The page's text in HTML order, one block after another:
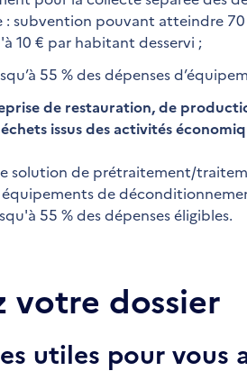
subvention pouvant atteindre
10 € par habitant desservi ;
55 % des dépenses
de restauration, de
issus des activités
solution de prétraitement/
de
55 % des dépenses éligibles.
votre dossier
utiles pour vous